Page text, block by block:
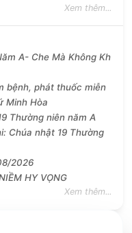
Xem thêm...
A- Che Mà Không Kh
bệnh, phát thuốc miễn
Minh Hòa
Thường niên năm A
Chúa nhật 19 Thường
2026
HY VỌNG
Xem thêm...